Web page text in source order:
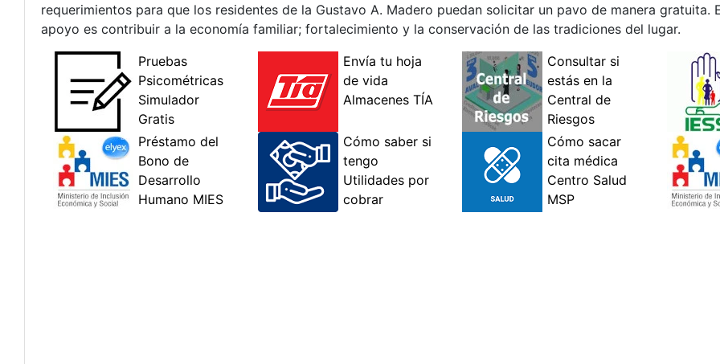
requerimientos para que los residentes de la Gustavo A. Madero puedan solicitar un pavo de manera gratuita.
apoyo es contribuir a la economía familiar; fortalecimiento y la conservación de las tradiciones del lugar.